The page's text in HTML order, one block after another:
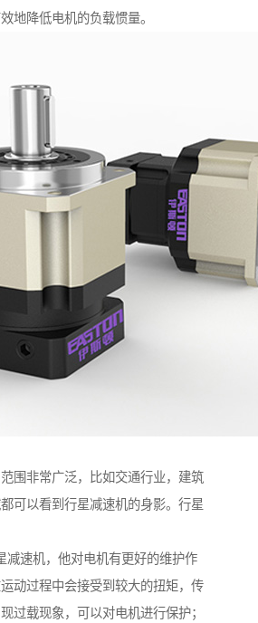
地降低电机的负载惯量。
围非常广泛，比如交通行业，建筑
可以看到行星减速机的身影。行星
减速机，他对电机有更好的维护作
动过程中会接受到较大的扭矩，传
过载现象，可以对电机进行保护；